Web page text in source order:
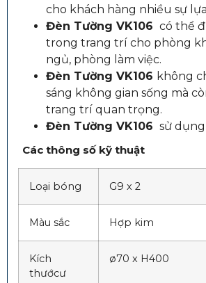
cho khách hàng nhiều sự
Đèn Tường VK106 có thể
trong trang trí cho phòng
ngủ, phòng làm việc.
Đèn Tường VK106 không
sáng không gian sống mà
trang trí quan trọng.
Đèn Tường VK106 sử
Các thông số kỹ thuật
Loại bóng G9 x 2
Màu sắc Hợp kim
Kích
thướcư
ø70 x H400